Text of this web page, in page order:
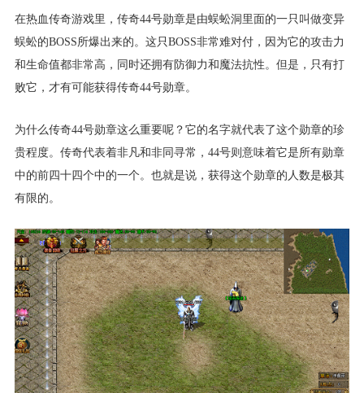
在热血传奇游戏里，传奇44号勋章是由蜈蚣洞里面的一只叫做变异
蜈蚣的BOSS所爆出来的。这只BOSS非常难对付，因为它的攻击力
和生命值都非常高，同时还拥有防御力和魔法抗性。但是，只有打
败它，才有可能获得传奇44号勋章。
为什么传奇44号勋章这么重要呢？它的名字就代表了这个勋章的珍
贵程度。传奇代表着非凡和非同寻常，44号则意味着它是所有勋章
中的前四十四个中的一个。也就是说，获得这个勋章的人数是极其
有限的。